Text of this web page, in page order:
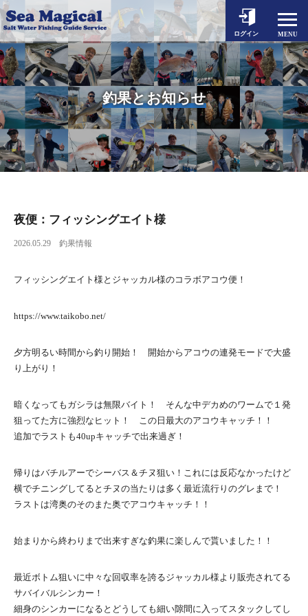
ログイン MENU
ホーム
釣果とお知らせ
出船予約
シーマジカルについて
対象魚とタックル
料金案内
よくあるご質問
アクセス
お問い合わせ
釣果とお知らせ
夜便：フィッシングエイト様
2026.05.29 釣果情報
フィッシングエイト様とジャッカル様のコラボアコウ便！
https://www.taikobo.net/
夕方明るい時間から釣り開始！ 開始からアコウの連発モードで大盛
り上がり！
暗くなってもガシラは無限バイト！ そんな中デカめのワームで１発
狙ってた方に強烈なヒット！ この日最大のアコウキャッチ！！
追加でラストも40upキャッチで出来過ぎ！
帰りはバチルアーでシーバス＆チヌ狙い！これには反応なかったけど
横でチニングしてるとチヌの当たりは多く最近流行りのグレまで！
ラストは湾奥のそのまた奥でアコウキャッチ！！
始まりから終わりまで出来すぎな釣果に楽しんで貰いました！！
最近ボトム狙いに中々な回収率を誇るジャッカル様より販売されてる
サバイバルシンカー！
細身のシンカーになるとどうしても細い隙間に入ってスタックしてし